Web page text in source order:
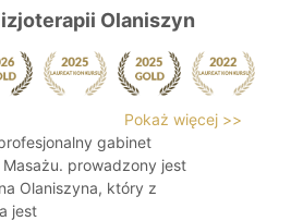
Olaniszyn
Pokaż więcej >>
gabinet
Masażu. prowadzony jest
Olaniszyna, który z
jest